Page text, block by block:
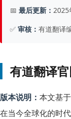
📅 最后更新： 2025
✅ 审核： 有道翻译
有道翻译
版本说明： 本文基
在当今全球化的时